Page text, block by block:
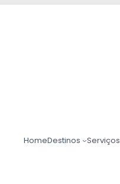
HomeDestinos Serviços